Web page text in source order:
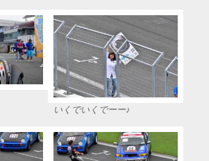
いくでいくでーー♪